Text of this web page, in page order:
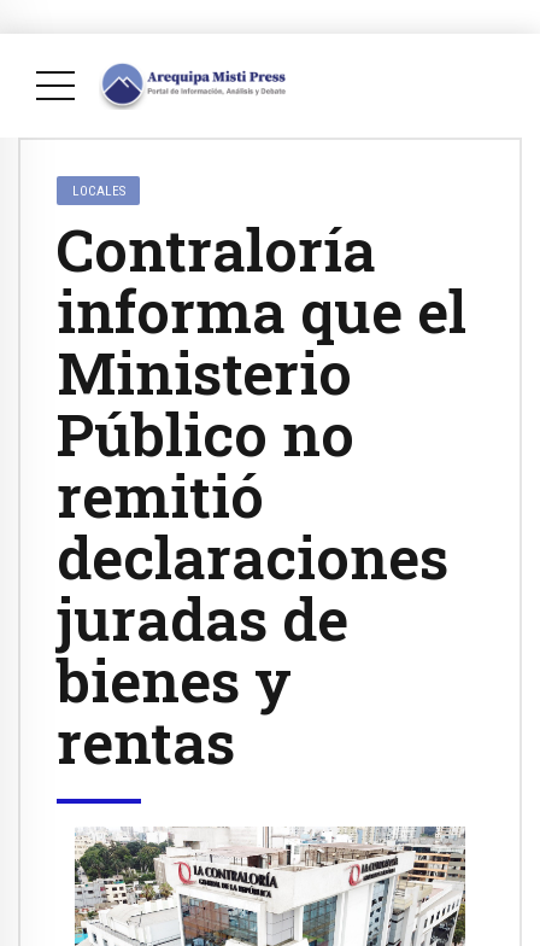
LOCALES
Contraloría
informa que el
Ministerio
Público no
remitió
declaraciones
juradas de
bienes y
rentas